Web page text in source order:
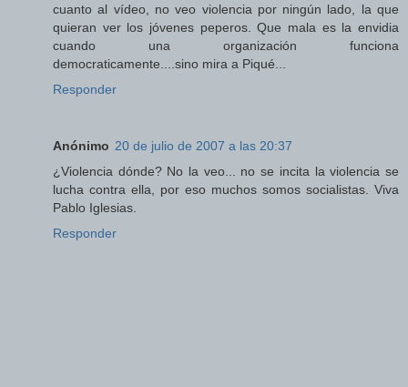
cuanto al vídeo, no veo violencia por ningún lado, la que
quieran ver los jóvenes peperos. Que mala es la envidia
cuando una organización funciona
democraticamente....sino mira a Piqué...
Responder
Anónimo 20 de julio de 2007 a las 20:37
¿Violencia dónde? No la veo... no se incita la violencia se
lucha contra ella, por eso muchos somos socialistas. Viva
Pablo Iglesias.
Responder